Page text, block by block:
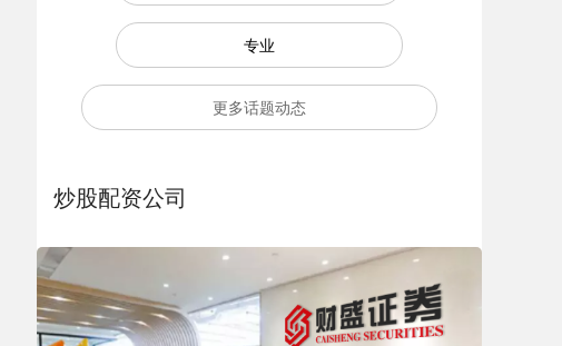
专业
更多话题动态
炒股配资公司